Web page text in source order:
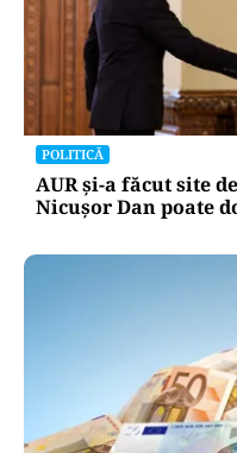
POLITICĂ
AUR și-a făcut site
Nicușor Dan poate